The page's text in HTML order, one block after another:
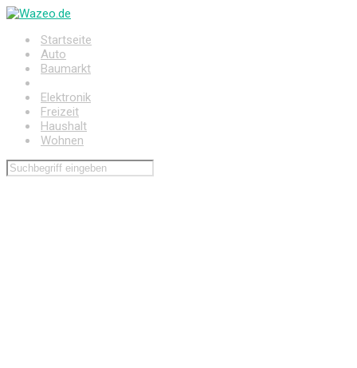
Zum
springenStartseite
Auto
Baumarkt
Elektronik
Freizeit
Haushalt
Wohnen